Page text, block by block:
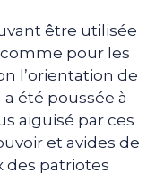
être utilisée
pour les
l’orientation de
été poussée à
aiguisé par ces
et avides de
des patriotes